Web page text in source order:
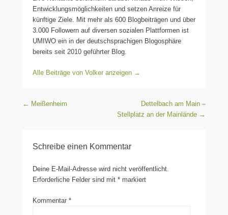
Entwicklungsmöglichkeiten und setzen Anreize für
künftige Ziele. Mit mehr als 600 Blogbeiträgen und über
3.000 Followern auf diversen sozialen Plattformen ist
UMIWO ein in der deutschsprachigen Blogosphäre
bereits seit 2010 geführter Blog.
Alle Beiträge von Volker anzeigen →
Beitragsnavigation
← Meißenheim
Dettelbach am Main –
Stellplatz an der Mainlände →
Schreibe einen Kommentar
Deine E-Mail-Adresse wird nicht veröffentlicht.
Erforderliche Felder sind mit * markiert
Kommentar *